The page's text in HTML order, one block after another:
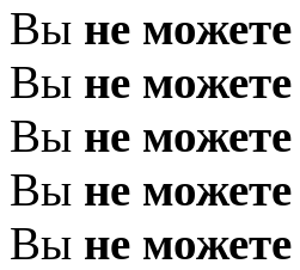
Вы не можете
Вы не можете
Вы не можете
Вы не можете
Вы не можете